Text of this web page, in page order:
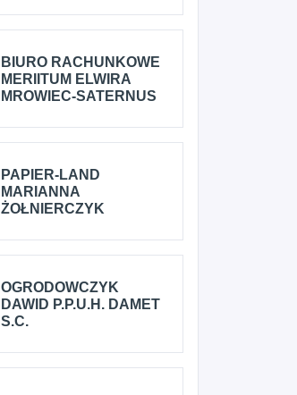
BIURO RACHUNKOWE
MERIITUM ELWIRA
MROWIEC-SATERNUS
PAPIER-LAND
MARIANNA
ŻOŁNIERCZYK
OGRODOWCZYK
DAWID P.P.U.H. DAMET
S.C.